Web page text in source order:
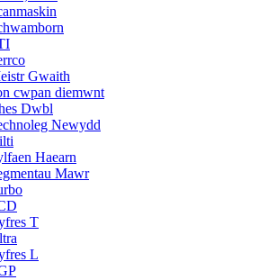
Gwaith
cwpan diemwnt
Dwbl
Newydd
Haearn
Mawr
T
L